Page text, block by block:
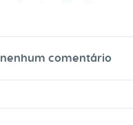
nenhum comentário